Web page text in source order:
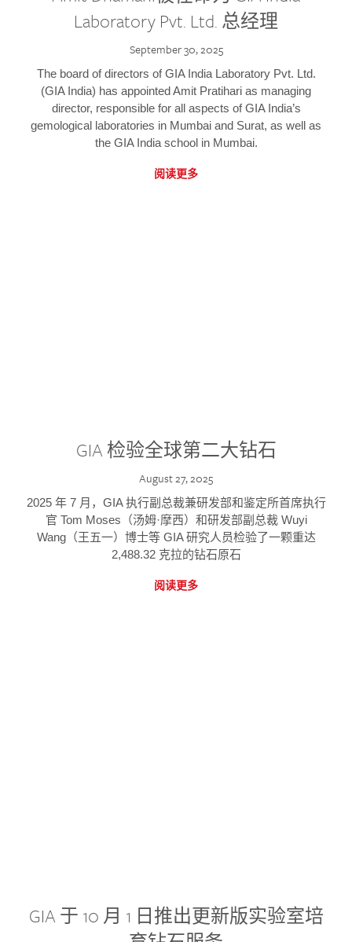
Laboratory Pvt. Ltd. 总经理
September 30, 2025
The board of directors of GIA India Laboratory Pvt. Ltd.
(GIA India) has appointed Amit Pratihari as managing
director, responsible for all aspects of GIA India’s
gemological laboratories in Mumbai and Surat, as well as
the GIA India school in Mumbai.
阅读更多
GIA 检验全球第二大钻石
August 27, 2025
2025 年 7 月，GIA 执行副总裁兼研发部和鉴定所首席执行
官 Tom Moses（汤姆·摩西）和研发部副总裁 Wuyi
Wang（王五一）博士等 GIA 研究人员检验了一颗重达
2,488.32 克拉的钻石原石
阅读更多
GIA 于 10 月 1 日推出更新版实验室培